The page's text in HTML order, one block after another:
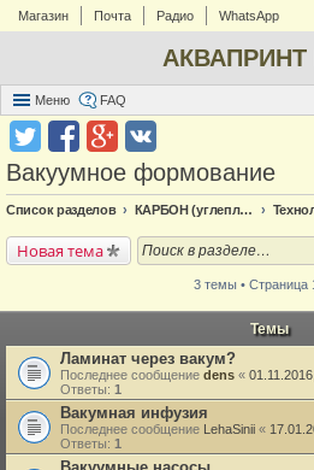
Магазин Почта Радио WhatsApp
АКВАПРИНТ
Меню FAQ
Вакуумное формование
Список разделов КАРБОН (углепластик)
Новая тема
3 темы • Страница
Темы
Ламинат через вакум?
Последнее сообщение dens «
Ответы: 1
Вакумная инфузия
Последнее сообщение LehaSinii «
Ответы: 1